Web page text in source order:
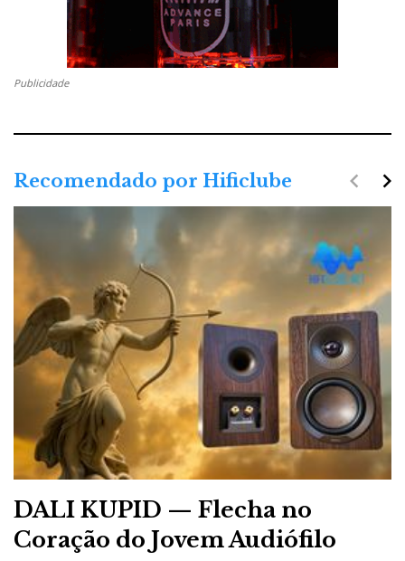
Publicidade
Recomendado por Hificlube
DALI KUPID — Flecha no
Coração do Jovem Audiófilo
navigate_next
navigate_before